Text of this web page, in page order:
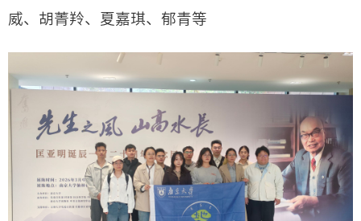
威、胡菁羚、夏嘉琪、郁青等